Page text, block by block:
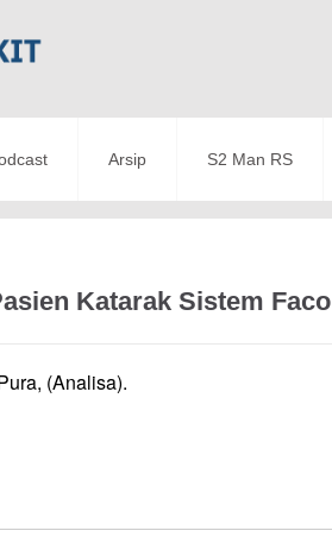
Arsip S2 Man RS
Katarak Sistem Faco
(Analisa).